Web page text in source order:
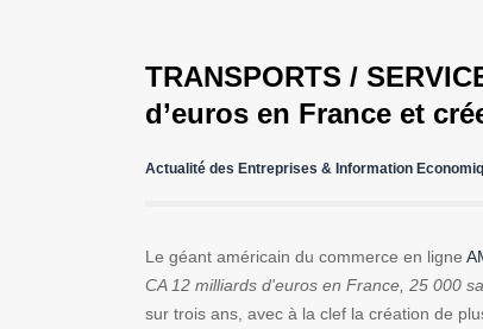
TRANSPORTS /
d’euros en France et
Actualité des Entreprises & Information
Le géant américain du commerce en ligne
CA 12 milliards d'euros en France, 25 000
sur trois ans, avec à la clef la création de